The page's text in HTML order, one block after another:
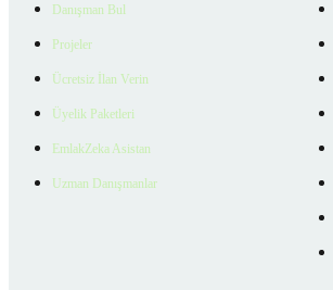
Danışman Bul
Projeler
Ücretsiz İlan Verin
Üyelik Paketleri
EmlakZeka Asistan
Uzman Danışmanlar